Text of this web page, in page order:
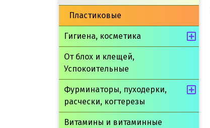
Пластиковые
Гигиена, косметика
От блох и клещей,
Успокоительные
Фурминаторы, пуходерки,
расчески, когтерезы
Витамины и витаминные